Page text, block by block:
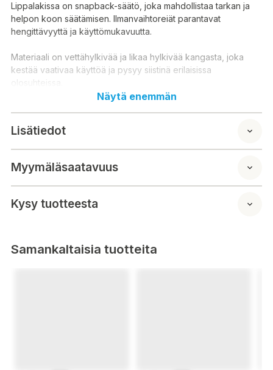
Lippalakissa on snapback-säätö, joka mahdollistaa tarkan ja
helpon koon säätämisen. Ilmanvaihtoreiät parantavat
hengittävyyttä ja käyttömukavuutta.
Materiaali on vettähylkivää ja likaa hylkivää kangasta, joka
kestää vaativaa käyttöä ja pysyy siistinä erilaisissa
olosuhteissa.
Näytä enemmän
Lisätiedot
Myymäläsaatavuus
Kysy tuotteesta
Samankaltaisia tuotteita